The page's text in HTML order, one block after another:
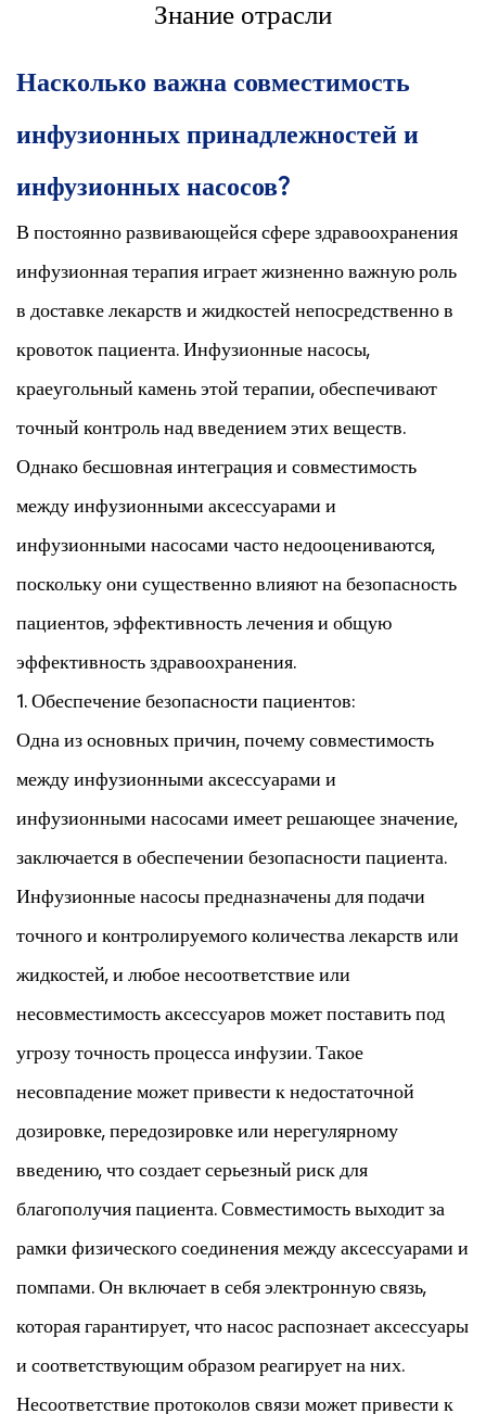
Знание отрасли
Насколько важна совместимость
инфузионных принадлежностей и
инфузионных насосов?
В постоянно развивающейся сфере здравоохранения
инфузионная терапия играет жизненно важную роль
в доставке лекарств и жидкостей непосредственно в
кровоток пациента. Инфузионные насосы,
краеугольный камень этой терапии, обеспечивают
точный контроль над введением этих веществ.
Однако бесшовная интеграция и совместимость
между инфузионными аксессуарами и
инфузионными насосами часто недооцениваются,
поскольку они существенно влияют на безопасность
пациентов, эффективность лечения и общую
эффективность здравоохранения.
1. Обеспечение безопасности пациентов:
Одна из основных причин, почему совместимость
между инфузионными аксессуарами и
инфузионными насосами имеет решающее значение,
заключается в обеспечении безопасности пациента.
Инфузионные насосы предназначены для подачи
точного и контролируемого количества лекарств или
жидкостей, и любое несоответствие или
несовместимость аксессуаров может поставить под
угрозу точность процесса инфузии. Такое
несовпадение может привести к недостаточной
дозировке, передозировке или нерегулярному
введению, что создает серьезный риск для
благополучия пациента. Совместимость выходит за
рамки физического соединения между аксессуарами и
помпами. Он включает в себя электронную связь,
которая гарантирует, что насос распознает аксессуары
и соответствующим образом реагирует на них.
Несоответствие протоколов связи может привести к